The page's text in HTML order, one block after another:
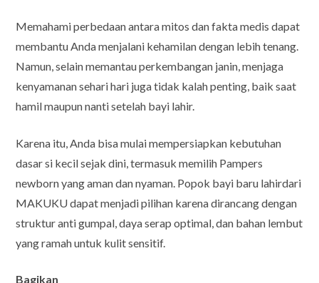
Memahami perbedaan antara mitos dan fakta medis dapat
membantu Anda menjalani kehamilan dengan lebih tenang.
Namun, selain memantau perkembangan janin, menjaga
kenyamanan sehari hari juga tidak kalah penting, baik saat
hamil maupun nanti setelah bayi lahir.
Karena itu, Anda bisa mulai mempersiapkan kebutuhan
dasar si kecil sejak dini, termasuk memilih Pampers
newborn yang aman dan nyaman. Popok bayi baru lahirdari
MAKUKU dapat menjadi pilihan karena dirancang dengan
struktur anti gumpal, daya serap optimal, dan bahan lembut
yang ramah untuk kulit sensitif.
Bagikan